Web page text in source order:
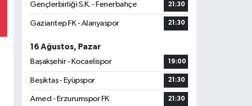
Gençlerbirliği S.K. - Fenerbahçe 21:30
Gaziantep FK - Alanyaspor 21:30
16 Ağustos, Pazar
Başakşehir - Kocaelispor
19:00
Beşiktaş - Eyüpspor 21:30
Amed - Erzurumspor FK 21:30